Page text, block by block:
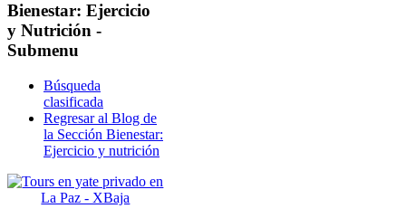
Bienestar: Ejercicio
y Nutrición -
Submenu
Búsqueda
clasificada
Regresar al Blog de
la Sección Bienestar:
Ejercicio y nutrición